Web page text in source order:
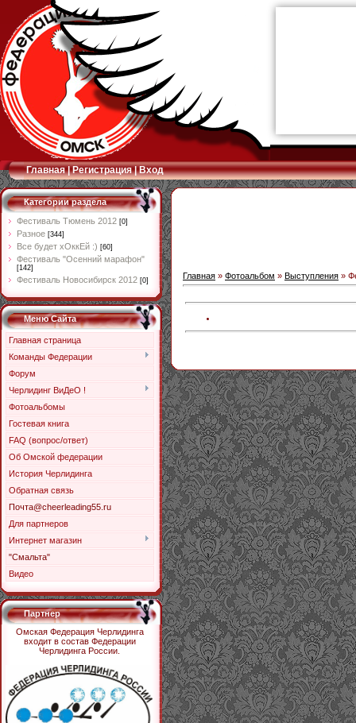
Главная|Регистрация|Вход
Категории раздела
Фестиваль Тюмень 2012 [0]
Разное [344]
Все будет хОккЕй :) [60]
Фестиваль "Осенний марафон"
[142]
Фестиваль Новосибирск 2012 [0]
Меню Сайта
Главная страница
Команды Федерации
Форум
Черлидинг ВиДеО !
Фотоальбомы
Гостевая книга
FAQ (вопрос/ответ)
Об Омской федерации
История Черлидинга
Обратная связь
Почта@cheerleading55.ru
Для партнеров
Интернет магазин
"Смальта"
Видео
Партнер
Омская Федерация Черлидинга
входит в состав Федерации
Черлидинга России.
Главная » Фотоальбом » Выступления »